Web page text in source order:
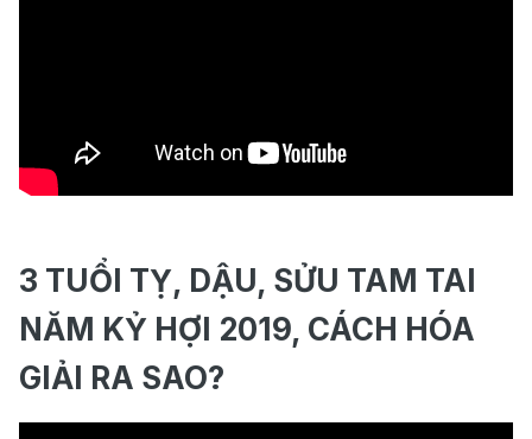
3 TUỔI TỴ, DẬU, SỬU TAM TAI
NĂM KỶ HỢI 2019, CÁCH HÓA
GIẢI RA SAO?